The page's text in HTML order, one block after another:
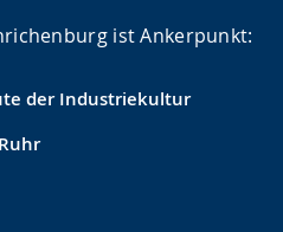
ist Ankerpunkt:
der Industriekultur